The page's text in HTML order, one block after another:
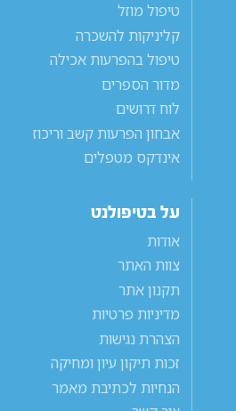
טיפול מוזל
קליניקות להשכרה
טיפול בהפרעות אכילה
מדור הספרים
לוח דרושים
אבחון הפרעות קשב וריכוז
אינדקס מטפלים
על בטיפולנט
אודות
צוות האתר
תקנון אתר
מדיניות פרטיות
הצהרת נגישות
זכות תיקון עיון ומחיקה
הנחיות לכתיבת מאמר